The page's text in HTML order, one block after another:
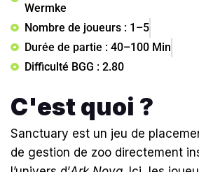
Wermke
Nombre de joueurs : 1–5
Durée de partie : 40–100 Min
Difficulté BGG : 2.80
C'est quoi ?
Sanctuary est un jeu de
de gestion de zoo directement